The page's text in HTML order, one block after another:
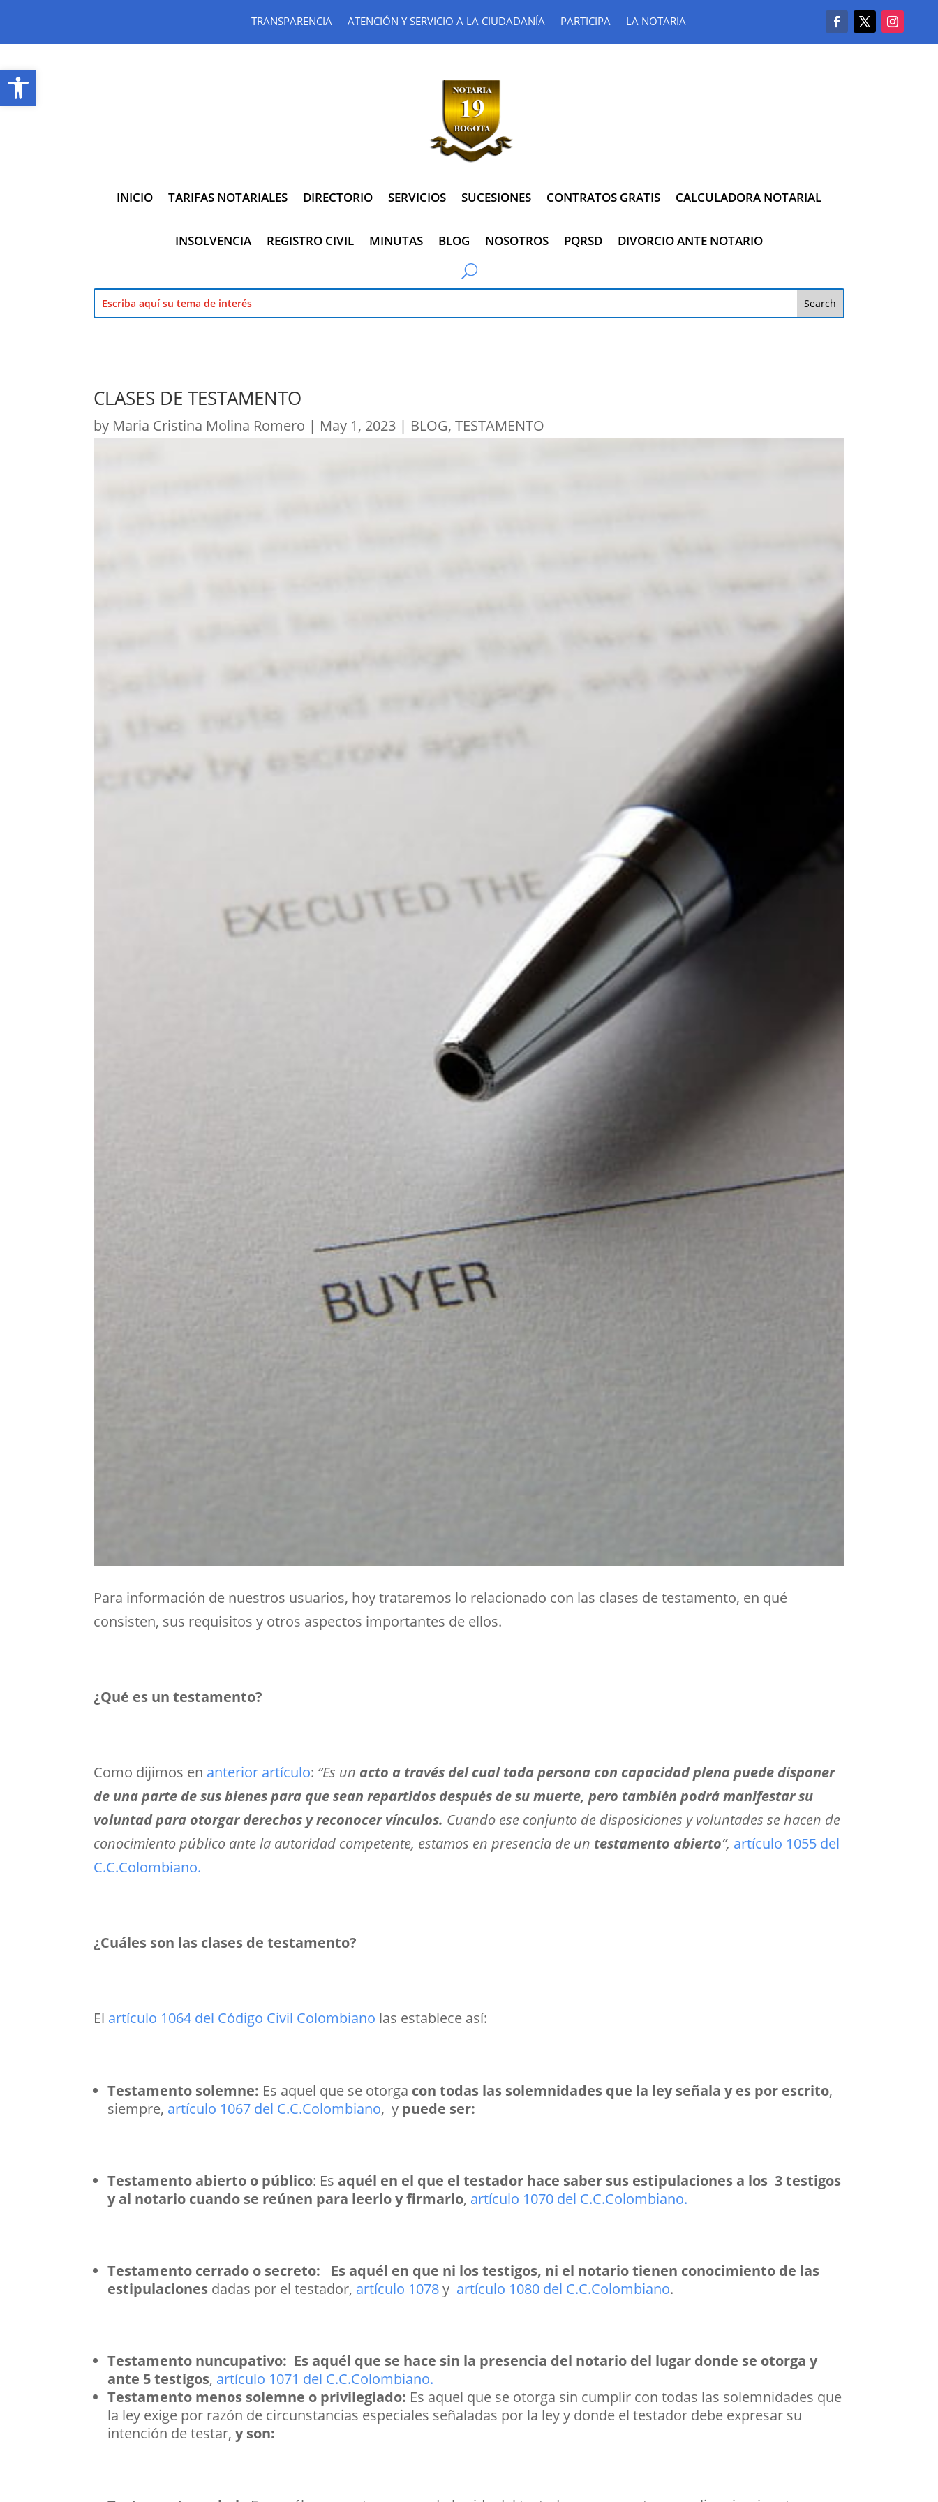
Abrir barra de herramientas
TRANSPARENCIA ATENCIÓN Y SERVICIO A LA CIUDADANÍA PARTICIPA LA NOTARIA
INICIO TARIFAS NOTARIALES DIRECTORIO SERVICIOS SUCESIONES CONTRATOS GRATIS CALCULADORA NOTARIAL
INSOLVENCIA REGISTRO CIVIL MINUTAS BLOG NOSOTROS PQRSD DIVORCIO ANTE NOTARIO
CLASES DE TESTAMENTO
by Maria Cristina Molina Romero | May 1, 2023 | BLOG,TESTAMENTO
Para información de nuestros usuarios, hoy trataremos lo relacionado con las clases de testamento, en qué
consisten, sus requisitos y otros aspectos importantes de ellos.
¿Qué es un testamento?
Como dijimos en anterior artículo: “Es un acto a través del cual toda persona con capacidad plena puede disponer
de una parte de sus bienes para que sean repartidos después de su muerte, pero también podrá manifestar su
voluntad para otorgar derechos y reconocer vínculos. Cuando ese conjunto de disposiciones y voluntades se hacen de
conocimiento público ante la autoridad competente, estamos en presencia de un testamento abierto”, artículo 1055 del
C.C.Colombiano.
¿Cuáles son las clases de testamento?
El artículo 1064 del Código Civil Colombiano las establece así:
Testamento solemne: Es aquel que se otorga con todas las solemnidades que la ley señala y es por escrito,
siempre, artículo 1067 del C.C.Colombiano, y puede ser:
Testamento abierto o público: Es aquél en el que el testador hace saber sus estipulaciones a los 3 testigos
y al notario cuando se reúnen para leerlo y firmarlo, artículo 1070 del C.C.Colombiano.
Testamento cerrado o secreto: Es aquél en que ni los testigos, ni el notario tienen conocimiento de las
estipulaciones dadas por el testador, artículo 1078y artículo 1080 del C.C.Colombiano.
Testamento nuncupativo: Es aquél que se hace sin la presencia del notario del lugar donde se otorga y
ante 5 testigos, artículo 1071 del C.C.Colombiano.
Testamento menos solemne o privilegiado: Es aquel que se otorga sin cumplir con todas las solemnidades que
la ley exige por razón de circunstancias especiales señaladas por la ley y donde el testador debe expresar su
intención de testar,y son: